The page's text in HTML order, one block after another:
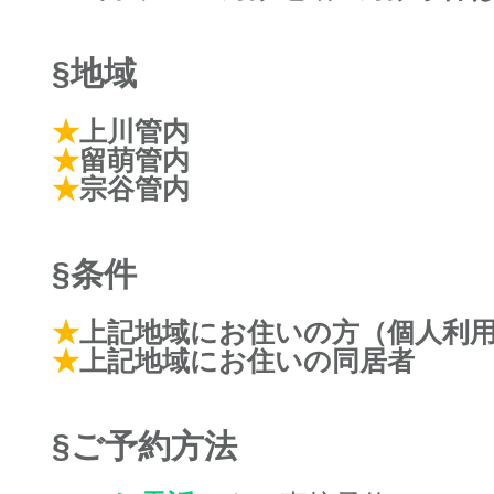
§地域
★ 上川管内
★留萌管内
★宗谷管内
§条件
★ 上記地域にお住いの方（個人利
★ 上記地域にお住いの同居者
§ご予約方法